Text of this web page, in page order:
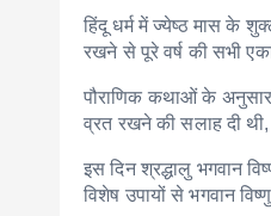
हिंदू धर्म में ज्येष्ठ मास के
रखने से पूरे वर्ष की सभी
पौराणिक कथाओं के अनुसार
व्रत रखने की सलाह दी
इस दिन श्रद्धालु भगवान
विशेष उपायों से भगवान